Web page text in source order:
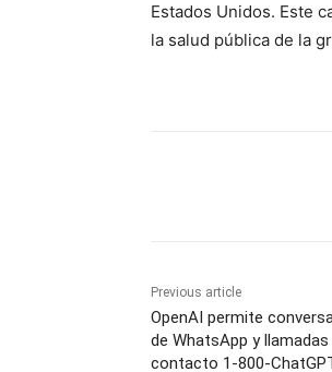
Estados Unidos. Este
la salud pública de la
Previous article
OpenAI permite
de WhatsApp y
contacto 1-800-